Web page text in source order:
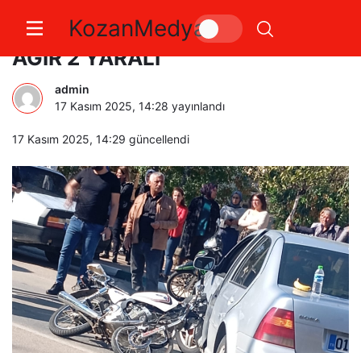
KozanMedya
KOZANDA TRAFİK KAZASI 1İ
AĞIR 2 YARALI
admin
17 Kasım 2025, 14:28 yayınlandı
17 Kasım 2025, 14:29 güncellendi